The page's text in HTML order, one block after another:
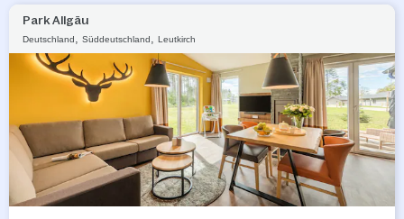
Park Allgäu
Deutschland Süddeutschland Leutkirch